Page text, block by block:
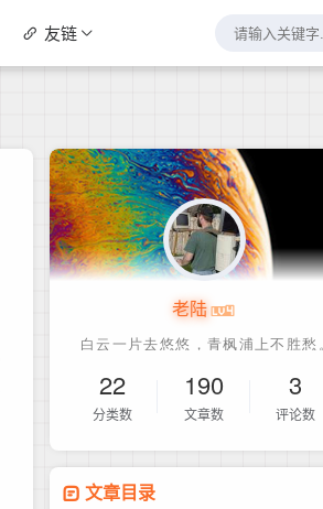
友链
老陆
22
分类数
190
文章数
3
评论数
文章目录